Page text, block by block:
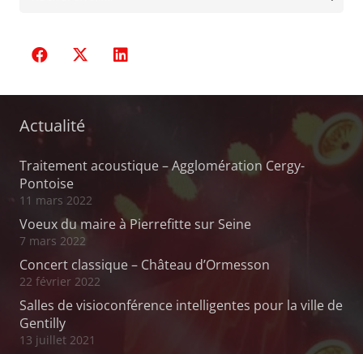
Actualité
Traitement acoustique – Agglomération Cergy-
Pontoise
11 mars 2022
Voeux du maire à Pierrefitte sur Seine
7 mars 2022
Concert classique – Château d’Ormesson
22 février 2022
Salles de visioconférence intelligentes pour la ville de
Gentilly
13 juillet 2021